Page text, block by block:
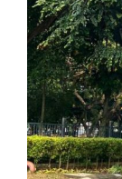
Contact